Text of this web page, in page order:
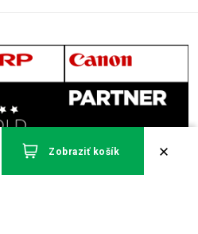
Zobraziť košík